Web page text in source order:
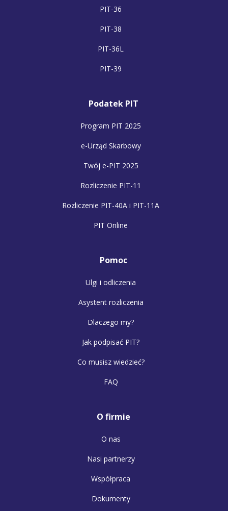
PIT-36
PIT-38
PIT-36L
PIT-39
Podatek PIT
Program PIT 2025
e-Urząd Skarbowy
Twój e-PIT 2025
Rozliczenie PIT-11
Rozliczenie PIT-40A i PIT-11A
PIT Online
Pomoc
Ulgi i odliczenia
Asystent rozliczenia
Dlaczego my?
Jak podpisać PIT?
Co musisz wiedzieć?
FAQ
O firmie
O nas
Nasi partnerzy
Współpraca
Dokumenty